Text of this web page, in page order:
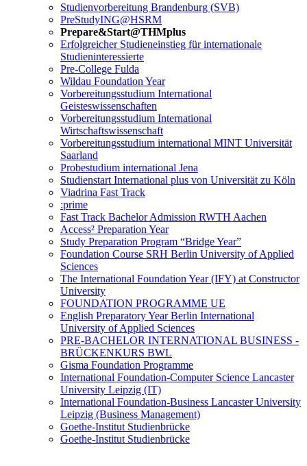
Studienvorbereitung Brandenburg (SVB)
PreStudyING@HSRM
Prepare&Start@THMplus
Erfolgreicher Studieneinstieg für internationale
Studieninteressierte
Pre-College Fulda
Wildau Foundation Year
Vorbereitungsstudium International
Geisteswissenschaften
Vorbereitungsstudium International
Wirtschaftswissenschaft
Vorbereitungsstudium international MINT Universität
Saarland
Probestudium international Jena
Studienstart International plus von Universität zu Köln
Viadrina Fast Track
:prime
Fast Track Bachelor Admission RWTH Aachen
Access² Preparation Year
Study Preparation Program “Bridge Year”
Foundation Course SRH Berlin University of Applied
Sciences
The International Foundation Year (IFY) at Constructor
University
FOUNDATION PROGRAMME UE
English Preparatory Year Berlin International
University of Applied Sciences
PRE-BACHELOR INTERNATIONAL BUSINESS -
BRÜCKENKURS BWL
Gisma Foundation Programme
International Foundation-Computer Science Lancaster
University Leipzig (IT)
International Foundation-Business Lancaster University
Leipzig (Business Management)
Goethe-Institut Studienbrücke
Goethe-Institut Studienbrücke